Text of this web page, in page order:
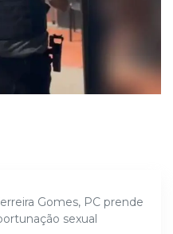
Gomes, PC prende
sexual